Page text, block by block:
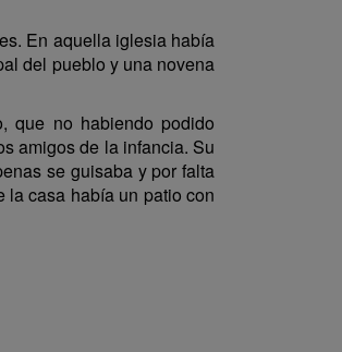
En aquella iglesia había
del pueblo y una novena
que no habiendo podido
amigos de la infancia. Su
se guisaba y por falta
la casa había un patio con